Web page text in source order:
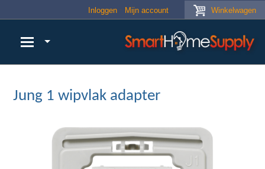
Winkelwagen
Inloggen Mijn account
Jung 1 wipvlak adapter